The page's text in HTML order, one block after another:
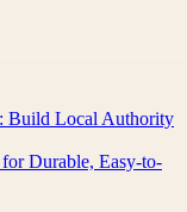
Build Local Authority
Durable, Easy-to-